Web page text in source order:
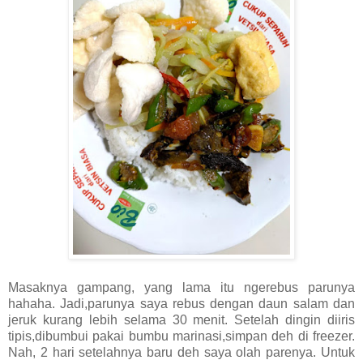
Masaknya gampang, yang lama itu ngerebus parunya
hahaha. Jadi,parunya saya rebus dengan daun salam dan
jeruk kurang lebih selama 30 menit. Setelah dingin diiris
tipis,dibumbui pakai bumbu marinasi,simpan deh di freezer.
Nah, 2 hari setelahnya baru deh saya olah parenya. Untuk